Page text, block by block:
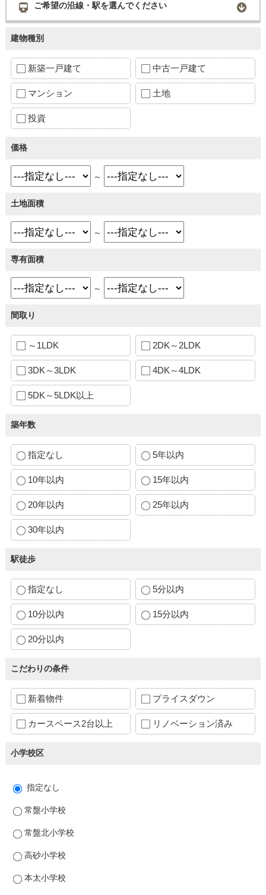
ご希望の沿線・駅を選んでください
建物種別
新築一戸建て 中古一戸建て
マンション 土地
投資
価格
～
土地面積
～
専有面積
～
間取り
～1LDK 2DK～2LDK
3DK～3LDK 4DK～4LDK
5DK～5LDK以上
築年数
指定なし 5年以内
10年以内 15年以内
20年以内 25年以内
30年以内
駅徒歩
指定なし 5分以内
10分以内 15分以内
20分以内
こだわりの条件
新着物件 プライスダウン
カースペース2台以上 リノベーション済み
小学校区
指定なし
常盤小学校
常盤北小学校
高砂小学校
本太小学校